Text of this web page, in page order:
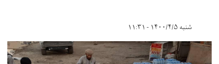
شنبه ۱۴۰۰/۴/۵ - ۱۱:۳۱